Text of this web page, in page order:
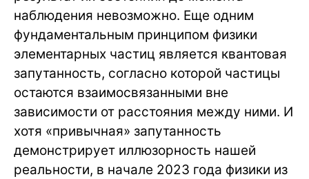
наблюдения невозможно. Еще одним
фундаментальным принципом физики
элементарных частиц является квантовая
запутанность, согласно которой частицы
остаются взаимосвязанными вне
зависимости от расстояния между ними. И
хотя «привычная» запутанность
демонстрирует иллюзорность нашей
реальности, в начале 2023 года физики из